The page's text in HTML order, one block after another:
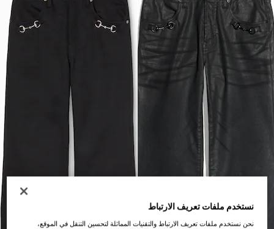
نستخدم ملفات تعريف الارتباط
نحن نستخدم ملفات تعريف الارتباط والتقنيات المماثلة لتحسين التنقل في الموقع،